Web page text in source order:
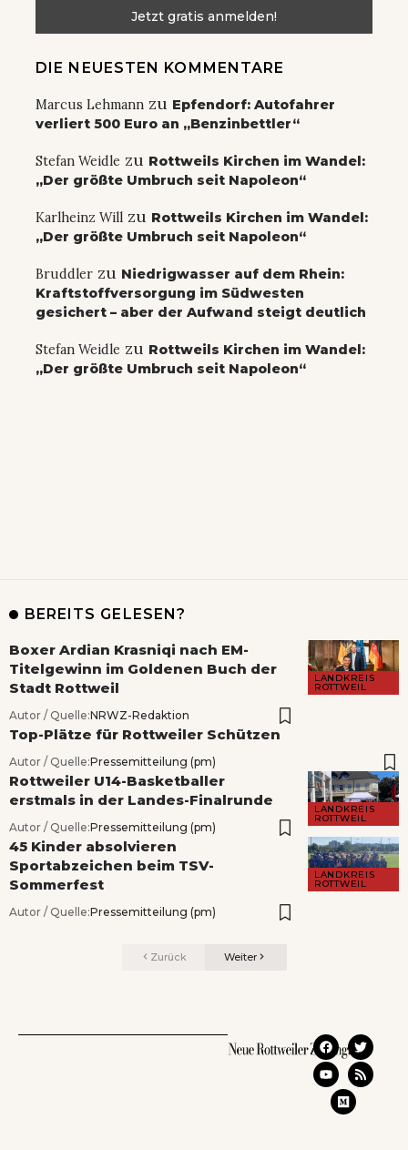
DIE NEUESTEN KOMMENTARE
Marcus Lehmann zu Epfendorf: Autofahrer
verliert 500 Euro an „Benzinbettler“
Stefan Weidle zu Rottweils Kirchen im Wandel:
„Der größte Umbruch seit Napoleon“
Karlheinz Will zu Rottweils Kirchen im Wandel:
„Der größte Umbruch seit Napoleon“
Bruddler zu Niedrigwasser auf dem Rhein:
Kraftstoffversorgung im Südwesten
gesichert – aber der Aufwand steigt deutlich
Stefan Weidle zu Rottweils Kirchen im Wandel:
„Der größte Umbruch seit Napoleon“
BEREITS GELESEN?
LANDKREIS
ROTTWEIL
Boxer Ardian Krasniqi nach EM-
Titelgewinn im Goldenen Buch der
Stadt Rottweil
Autor / Quelle:NRWZ-Redaktion
Top-Plätze für Rottweiler Schützen
Autor / Quelle:Pressemitteilung (pm)
LANDKREIS
ROTTWEIL
Rottweiler U14-Basketballer
erstmals in der Landes-Finalrunde
Autor / Quelle:Pressemitteilung (pm)
LANDKREIS
ROTTWEIL
45 Kinder absolvieren
Sportabzeichen beim TSV-
Sommerfest
Autor / Quelle:Pressemitteilung (pm)
Zurück Weiter